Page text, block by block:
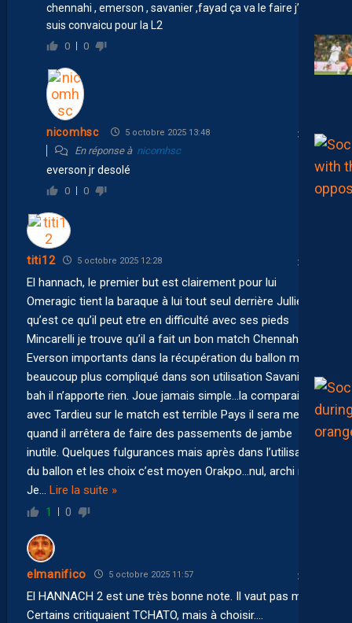
chennahi , emerson , savanier ,fayad ça va le faire j’ en
suis convaicu pour la L2
0 0
nicomhsc 5 octobre 2025 13:48
En réponse à nicomhsc
everson jr desolé
0 0
titi12 5 octobre 2025 12:28
El hannach, le premier but est clairement pour lui
Omeragic tient la baraque à lui tout seul derrière Jullien
qu’est ce qu’il peut etre en difficulté avec ses pieds
Mincarelli je trouve qu’il a fait un bon match Chennahi et
Everson importants dans la récupération du ballon mais
beaucoup plus compliqué dans son utilisation Savanier…
bah il n’apporte rien. Joue jamais simple…la comparaison
avec Tardieu sur le match est terrible Pays il sera meilleur
quand il arrêtera de faire des passements de jambe
inutile. Quelques fulgurances mais après dans l’utilisation
du ballon et les choix c’est moyen Orakpo…nul, archi nul.
Je… Lire la suite »
1 0
elmanifico 5 octobre 2025 11:57
El HANNACH 2 est une très bonne note. Il vaut pas mieux.
Certains critiquaient TCHATO, mais à choisir….